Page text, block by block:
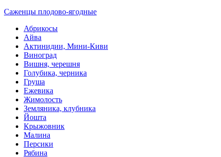
Саженцы плодово-ягодные
Абрикосы
Айва
Актинидии, Мини-Киви
Виноград
Вишня, черешня
Голубика, черника
Груша
Ежевика
Жимолость
Земляника, клубника
Йошта
Крыжовник
Малина
Персики
Рябина